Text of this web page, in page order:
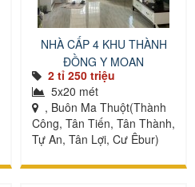
NHÀ CẤP 4 KHU THÀNH
ĐỒNG Y MOAN
2 tỉ 250 triệu
5x20 mét
, Buôn Ma Thuột(Thành
Công, Tân Tiến, Tân Thành,
Tự An, Tân Lợi, Cư Êbur)